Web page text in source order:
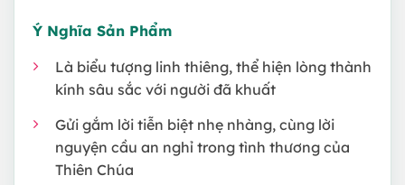
Ý Nghĩa Sản Phẩm
Là biểu tượng linh thiêng, thể hiện lòng thành
kính sâu sắc với người đã khuất
Gửi gắm lời tiễn biệt nhẹ nhàng, cùng lời
nguyện cầu an nghỉ trong tình thương của
Thiên Chúa